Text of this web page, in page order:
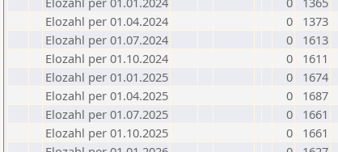
Elozahl per 01.04.2024
0
1373
Elozahl per 01.07.2024
0
1613
Elozahl per 01.10.2024
0
1611
Elozahl per 01.01.2025
0
1674
Elozahl per 01.04.2025
0
1687
Elozahl per 01.07.2025
0
1661
Elozahl per 01.10.2025
0
1661